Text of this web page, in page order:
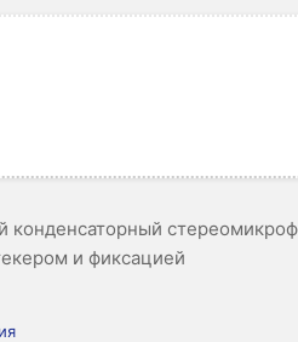
конденсаторный
и фиксацией